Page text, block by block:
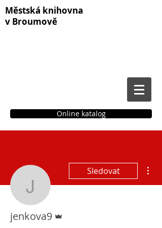
Městská knihovna
v Broumově
Online katalog
jenkova9
Sledovat
jenkova9